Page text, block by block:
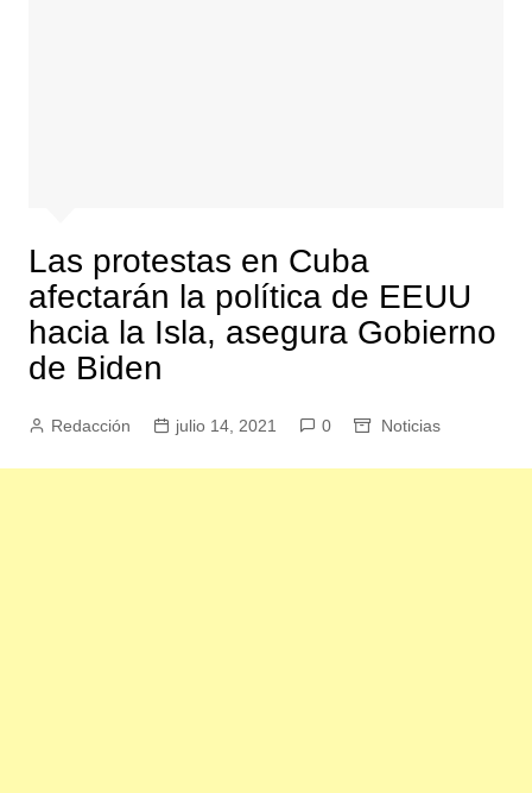
Las protestas en Cuba
afectarán la política de EEUU
hacia la Isla, asegura Gobierno
de Biden
Redacción julio 14, 2021 0 Noticias